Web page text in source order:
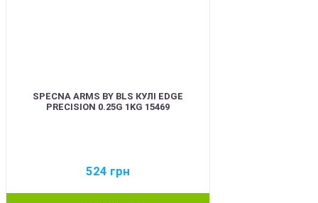
SPECNA ARMS BY BLS КУЛІ EDGE
PRECISION 0.25G 1KG 15469
524 грн